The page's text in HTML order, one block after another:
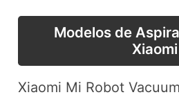
Modelos de
Xiaomi
Xiaomi Mi Robot